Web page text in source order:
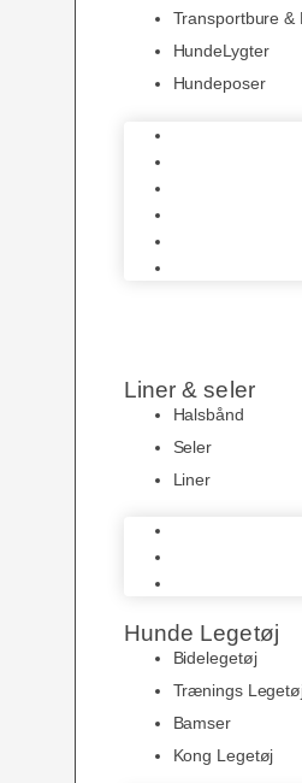
Transportbure &
HundeLygter
Hundeposer
Liner & seler
Halsbånd
Seler
Liner
Hunde Legetøj
Bidelegetøj
Trænings
Bamser
Kong Legetøj